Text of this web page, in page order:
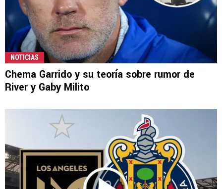
NOTICIAS
Chema Garrido y su teoría sobre rumor de
River y Gaby Milito